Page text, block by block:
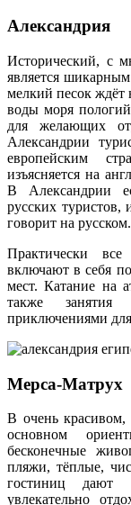
Александрия
Исторический, с
является
мелкий песок ждёт
воды моря
для желающих
Александрии
европейским
изъясняется на
В Александрии
русских
говорит на русском.
Практически
включают в себя
мест. Катание на
также занятия
приключениями
Мерса-Матрух
В очень красивом,
основном
бесконечные
пляжи, тёплые,
гостиниц дают
увлекательно